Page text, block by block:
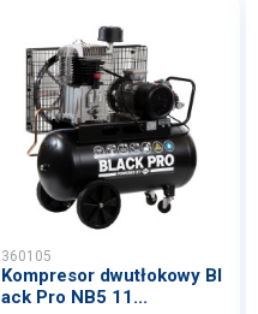
360105
Kompresor dwutłokowy Bl
ack Pro NB5 11...